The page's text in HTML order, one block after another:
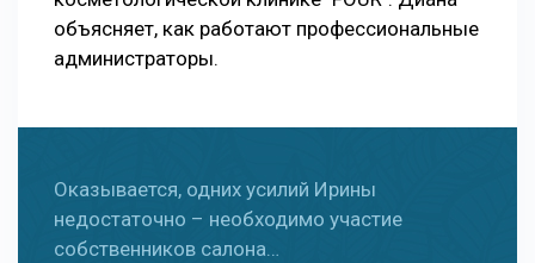
объясняет, как работают профессиональные
администраторы.
Оказывается, одних усилий Ирины
недостаточно – необходимо участие
собственников салона…